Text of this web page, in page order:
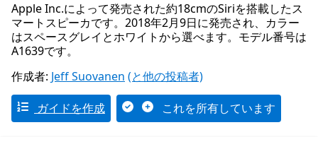
Apple Inc.によって発売された約18cmのSiriを搭載したス
マートスピーカです。2018年2月9日に発売され、カラー
はスペースグレイとホワイトから選べます。モデル番号は
A1639です。
作成者: Jeff Suovanen (と他の投稿者)
ガイドを作成 これを所有しています